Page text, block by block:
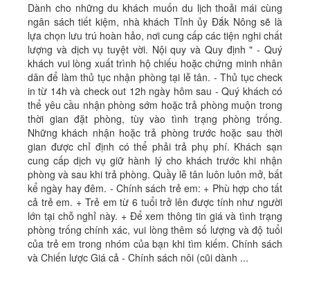
Dành cho những du khách muốn du lịch thoải mái cùng
ngân sách tiết kiệm, nhà khách Tỉnh ủy Đắk Nông sẽ là
lựa chọn lưu trú hoàn hảo, nơi cung cấp các tiện nghi chất
lượng và dịch vụ tuyệt vời. Nội quy và Quy định " - Quý
khách vui lòng xuất trình hộ chiếu hoặc chứng minh nhân
dân để làm thủ tục nhận phòng tại lễ tân. - Thủ tục check
in từ 14h và check out 12h ngày hôm sau - Quý khách có
thể yêu cầu nhận phòng sớm hoặc trả phòng muộn trong
thời gian đặt phòng, tùy vào tình trạng phòng trống.
Những khách nhận hoặc trả phòng trước hoặc sau thời
gian được chỉ định có thể phải trả phụ phí. Khách sạn
cung cấp dịch vụ giữ hành lý cho khách trước khi nhận
phòng và sau khi trả phòng. Quầy lễ tân luôn luôn mở, bất
kể ngày hay đêm. - Chính sách trẻ em: + Phù hợp cho tất
cả trẻ em. + Trẻ em từ 6 tuổi trở lên được tính như người
lớn tại chỗ nghỉ này. + Để xem thông tin giá và tình trạng
phòng trống chính xác, vui lòng thêm số lượng và độ tuổi
của trẻ em trong nhóm của bạn khi tìm kiếm. Chính sách
và Chiến lược Giá cả - Chính sách nôi (cũi dành ...